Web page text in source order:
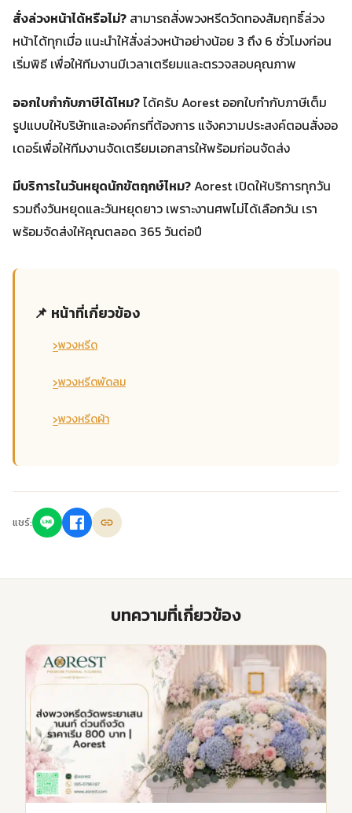
สั่งล่วงหน้าได้หรือไม่? สามารถสั่งพวงหรีดวัดทองสัมฤทธิ์ล่วง
หน้าได้ทุกเมื่อ แนะนำให้สั่งล่วงหน้าอย่างน้อย 3 ถึง 6 ชั่วโมงก่อน
เริ่มพิธี เพื่อให้ทีมงานมีเวลาเตรียมและตรวจสอบคุณภาพ
ออกใบกำกับภาษีได้ไหม?ได้ครับ Aorest ออกใบกำกับภาษีเต็ม
รูปแบบให้บริษัทและองค์กรที่ต้องการ แจ้งความประสงค์ตอนสั่งออ
เดอร์เพื่อให้ทีมงานจัดเตรียมเอกสารให้พร้อมก่อนจัดส่ง
มีบริการในวันหยุดนักขัตฤกษ์ไหม?Aorest เปิดให้บริการทุกวัน
รวมถึงวันหยุดและวันหยุดยาว เพราะงานศพไม่ได้เลือกวัน เรา
พร้อมจัดส่งให้คุณตลอด 365 วันต่อปี
📌 หน้าที่เกี่ยวข้อง
›พวงหรีด
›พวงหรีดพัดลม
›พวงหรีดผ้า
แชร์:
บทความที่เกี่ยวข้อง